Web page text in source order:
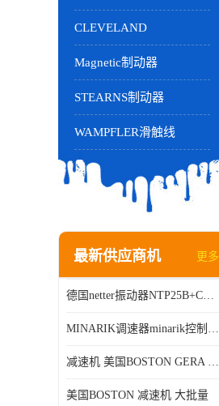
CLEVELAND
Magnetic制动器
STEARNS制动器
WAMPFLER滑触线
最新供应商机 更多
德国netter振动器NTP25B+C进口品质现货销售
MINARIK调速器minarik控制器Minarik驱动器
减速机 美国BOSTON GERA 批量销售
美国BOSTON 减速机 大批量